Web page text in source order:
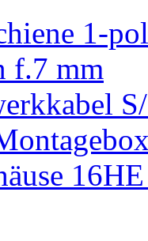
1-
f.7 mm